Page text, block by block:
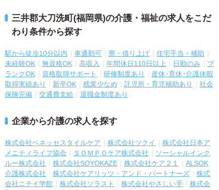
三井郡大刀洗町(福岡県)の介護・福祉の求人をこだ
わり条件から探す
駅から徒歩10分以内 車通勤可 寮・借り上げ
住宅手当・補助
未経験OK
無資格OK 高収入 年間休日110日以上 日勤のみ
ブ
ランクOK
資格取得サポート 研修制度あり
産休･育休･介護休暇
取得実績あり
新卒OK 残業少なめ 託児所・育児補助あり
社会
保険完備
交通費支給 退職金制度あり
企業から介護の求人を探す
株式会社ベネッセスタイルケア 株式会社ツクイ
株式会社日本ア
メニティライフ協会
ＳＯＭＰＯケア株式会社
ソーシャルインク
ルー株式会社
株式会社SOYOKAZE 株式会社ケア２１
ALSOK
介護株式会社
株式会社ケアリッツ・アンド・パートナーズ
株式
会社ニチイ学館
株式会社ソラスト 株式会社やさしい手
株式会